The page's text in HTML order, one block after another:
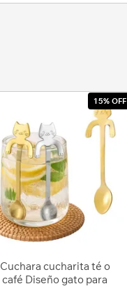
15% OFF
Cuchara cucharita té o
café Diseño gato para